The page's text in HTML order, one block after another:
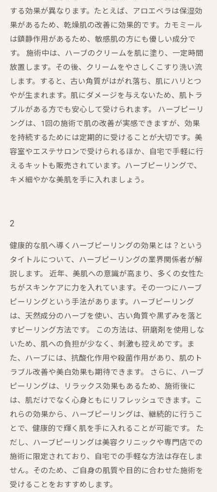
する効果が異なります。たとえば、アロエベラは保湿効
果があるため、乾燥肌の改善に効果的です。カモミール
は鎮静作用があるため、敏感肌の方にも優しい成分で
す。 施術中は、ハーブのクリームを肌に塗り、一定時間
放置します。その後、クリームをやさしくこすり洗い流
します。すると、古い角質がはがれ落ち、肌にハリとつ
やが生まれます。肌にダメージを与えないため、肌トラ
ブルがある方でも安心して受けられます。 ハーブピーリ
ングは、1回の施術で肌の改善が実感できますが、効果
を持続するためには定期的に受けることが大切です。美
容室やエステサロンで受けられるほか、自宅で手軽に行
えるキットも販売されています。ハーブピーリングで、
キメ細やかな美肌を手に入れましょう。
2
健康的な肌へ導くハーブピーリングの効果とは？という
タイトルについて、ハーブピーリングの業界関係者が解
説します。 近年、美肌への意識が高まり、多くの女性た
ちがスキンケアに力を入れています。その一つにハーブ
ピーリングという手法があります。ハーブピーリング
は、天然成分のハーブを使い、古い角質や黒ずみを落と
すピーリング方法です。 この方法は、研磨剤を使用しな
いため、肌への負担が少なく、刺激も控えめです。ま
た、ハーブには、抗酸化作用や殺菌作用があり、肌のト
ラブル改善や美白効果も期待できます。 さらに、ハーブ
ピーリングは、リラックス効果もあるため、施術後に
は、肌だけでなく心身ともにリフレッシュできます。こ
れらの効果から、ハーブピーリングは、継続的に行うこ
とで、健康的で輝く肌を手に入れることが可能です。 た
だし、ハーブピーリングは美容クリニックや専門店での
施術に限定されており、自宅での手軽な方法は存在しま
せん。そのため、ご自身の肌質や目的に合わせた施術を
受けることをおすすめします。